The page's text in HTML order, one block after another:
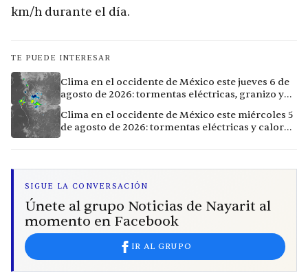
km/h durante el día.
TE PUEDE INTERESAR
Clima en el occidente de México este jueves 6 de
agosto de 2026: tormentas eléctricas, granizo y
Clima en el occidente de México este miércoles 5
de agosto de 2026: tormentas eléctricas y calor
SIGUE LA CONVERSACIÓN
Únete al grupo Noticias de Nayarit al
momento en Facebook
IR AL GRUPO